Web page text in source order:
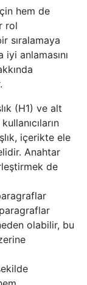
hem de
rol
sıralamaya
anlamasını
(H1) ve alt
içerikte ele
Anahtar
de
olabilir, bu